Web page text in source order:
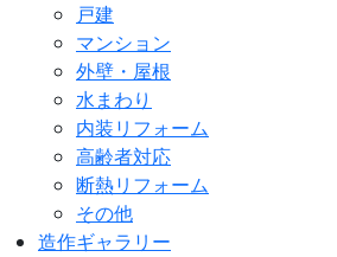
戸建
マンション
外壁・屋根
水まわり
内装リフォーム
高齢者対応
断熱リフォーム
その他
造作ギャラリー